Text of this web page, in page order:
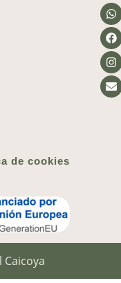
de cookies